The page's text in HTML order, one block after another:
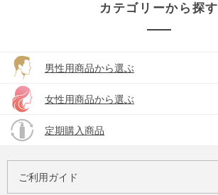
カテゴリーから探す
男性用商品から選ぶ
女性用商品から選ぶ
定期購入商品
ご利用ガイド